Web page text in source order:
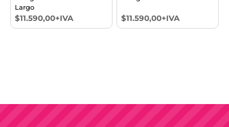
Largo
$11.590,00+IVA $11.590,00+IVA